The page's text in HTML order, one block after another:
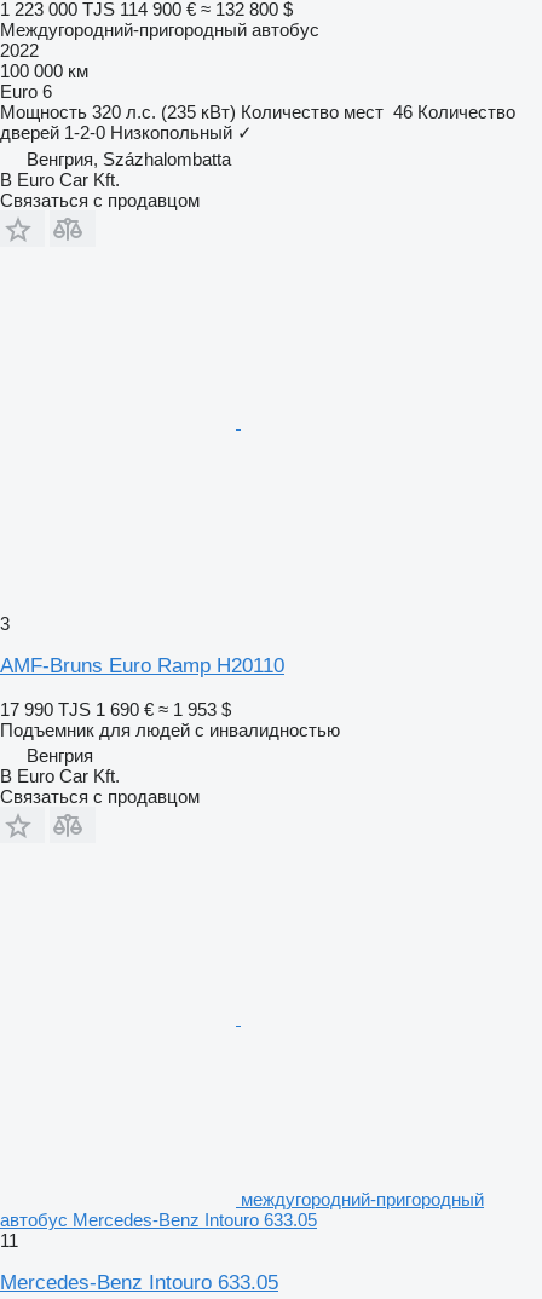
1 223 000 TJS 114 900 € ≈ 132 800 $
Междугородний-пригородный автобус
2022
100 000 км
Euro 6
Мощность 320 л.с. (235 кВт) Количество мест 46 Количество
дверей 1-2-0 Низкопольный ✓
Венгрия, Százhalombatta
B Euro Car Kft.
Связаться с продавцом
3
AMF-Bruns Euro Ramp H20110
17 990 TJS 1 690 € ≈ 1 953 $
Подъемник для людей с инвалидностью
Венгрия
B Euro Car Kft.
Связаться с продавцом
междугородний-пригородный
автобус Mercedes-Benz Intouro 633.05
11
Mercedes-Benz Intouro 633.05